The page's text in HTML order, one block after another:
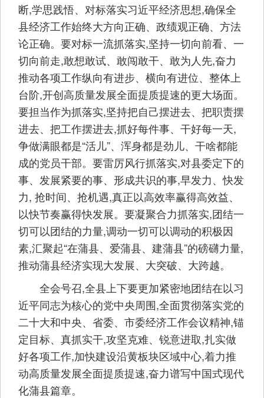
断,学思践悟、对标落实习近平经济思想,确保全
县经济工作始终大方向正确、政绩观正确、方法
论正确。要对标一流抓落实,坚持一切向前看、一
切向前走,敢想敢试、敢闯敢干、敢为人先,奋力
推动各项工作纵向有进步、横向有进位、整体上
台阶,开创高质量发展全面提质提速的更大场面。
要担当作为抓落实,坚持把自己摆进去、把职责摆
进去、把工作摆进去,抓好每件事、干好每一天,
争做满眼都是“活儿”、浑身都是劲儿、干啥都能
成的党员干部。要雷厉风行抓落实,对县委定下的
事、发展紧要的事、形成共识的事,早发力、快发
力, 抢时间、抢机遇,真正以高效率赢得高效益、
以快节奏赢得快发展。要凝聚合力抓落实,团结一
切可以团结的力量,调动一切可以调动的积极因
素,汇聚起“在蒲县、爱蒲县、建蒲县”的磅礴力量,
推动蒲县经济实现大发展、大突破、大跨越。
全会号召,全县上下要更加紧密地团结在以习
近平同志为核心的党中央周围,全面贯彻落实党的
二十大和中央、省委、市委经济工作会议精神,锚
定目标、真抓实干,攻坚克难、锐意进取,扎实做
好各项工作,加快建设沿黄板块区域中心,着力推
动高质量发展全面提质提速,奋力谱写中国式现代
化蒲县篇章。